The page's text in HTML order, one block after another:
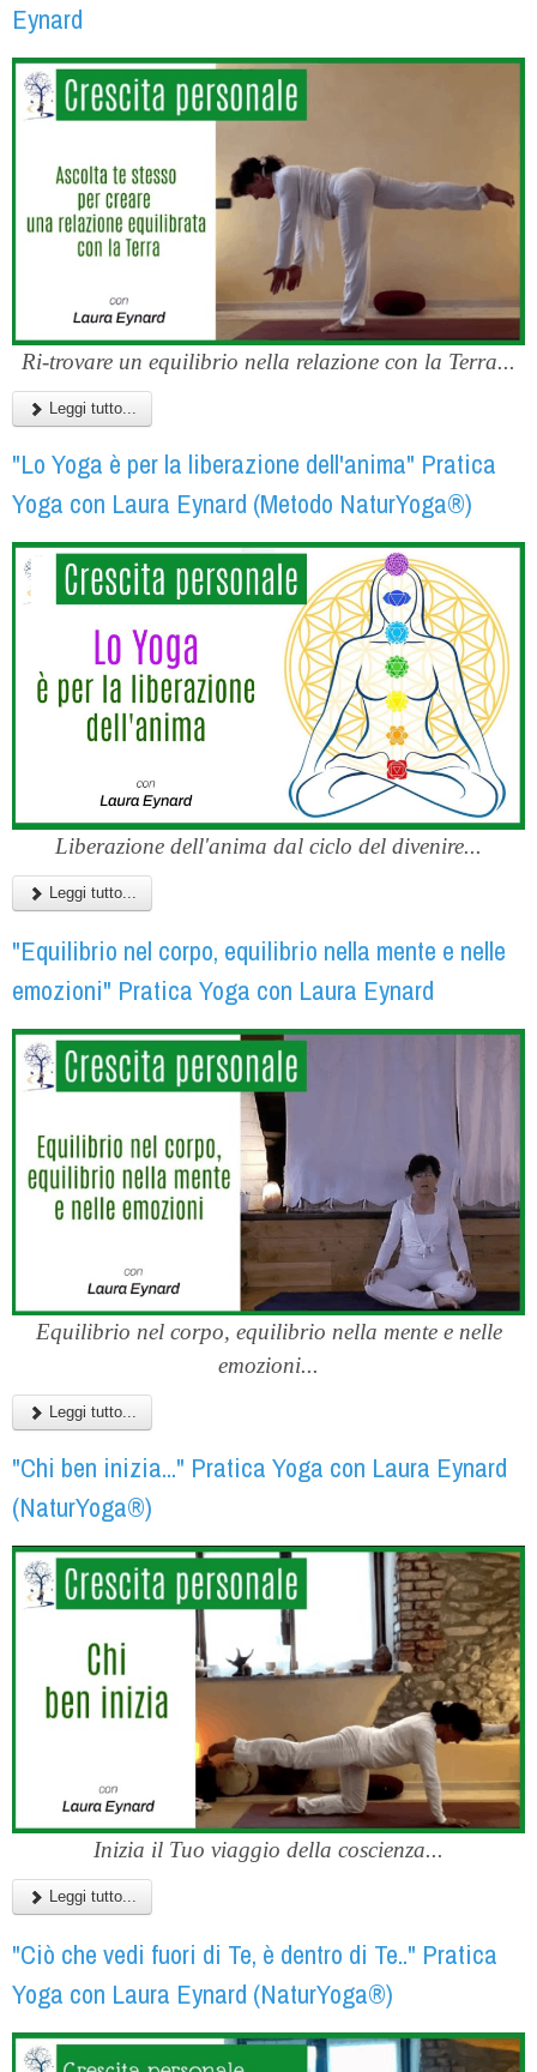
Eynard
Ri-trovare un equilibrio nella relazione con la Terra...
Leggi tutto...
"Lo Yoga è per la liberazione dell'anima" Pratica
Yoga con Laura Eynard (Metodo NaturYoga®)
Liberazione dell'anima dal ciclo del divenire...
Leggi tutto...
"Equilibrio nel corpo, equilibrio nella mente e nelle
emozioni" Pratica Yoga con Laura Eynard
Equilibrio nel corpo, equilibrio nella mente e nelle
emozioni...
Leggi tutto...
"Chi ben inizia..." Pratica Yoga con Laura Eynard
(NaturYoga®)
Inizia il Tuo viaggio della coscienza...
Leggi tutto...
"Ciò che vedi fuori di Te, è dentro di Te.." Pratica
Yoga con Laura Eynard (NaturYoga®)